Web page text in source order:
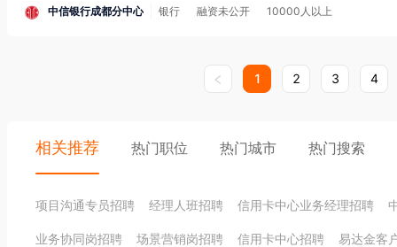
中信银行成都分中心 银行 融资未公开 10000人以上
1 2 3 4
相关推荐 热门职位 热门城市 热门搜索
项目沟通专员招聘 经理人班招聘 信用卡中心业务经理招聘
业务协同岗招聘 场景营销岗招聘 信用卡中心招聘 易达金客